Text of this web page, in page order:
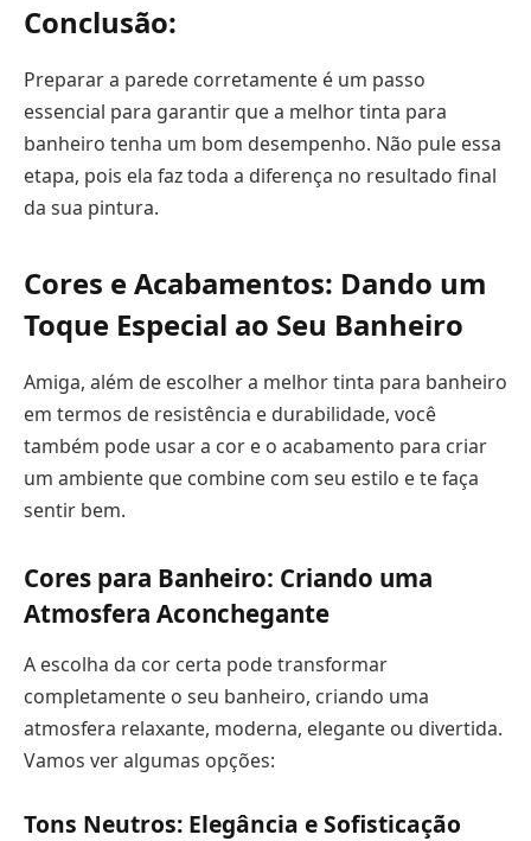
Conclusão:
Preparar a parede corretamente é um passo
essencial para garantir que a melhor tinta para
banheiro tenha um bom desempenho. Não pule essa
etapa, pois ela faz toda a diferença no resultado final
da sua pintura.
Cores e Acabamentos: Dando um
Toque Especial ao Seu Banheiro
Amiga, além de escolher a melhor tinta para banheiro
em termos de resistência e durabilidade, você
também pode usar a cor e o acabamento para criar
um ambiente que combine com seu estilo e te faça
sentir bem.
Cores para Banheiro: Criando uma
Atmosfera Aconchegante
A escolha da cor certa pode transformar
completamente o seu banheiro, criando uma
atmosfera relaxante, moderna, elegante ou divertida.
Vamos ver algumas opções:
Tons Neutros: Elegância e Sofisticação